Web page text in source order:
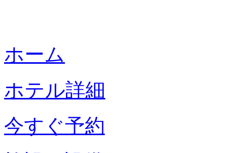
ホーム
ホテル詳細
今すぐ予約